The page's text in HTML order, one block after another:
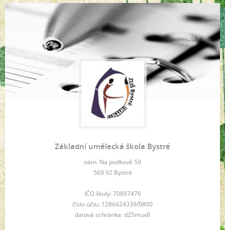
Základní umělecká škola Bystré
nám. Na podkově 59
569 92 Bystré
IČO školy: 70897476
číslo účtu: 1286424339/0800
datová schránka: d25mux8